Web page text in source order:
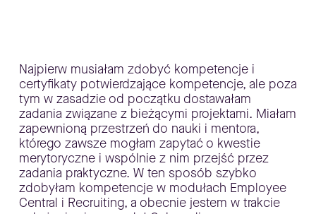
Najpierw musiałam zdobyć kompetencje i
certyfikaty potwierdzające kompetencje, ale poza
tym w zasadzie od początku dostawałam
zadania związane z bieżącymi projektami. Miałam
zapewnioną przestrzeń do nauki i mentora,
którego zawsze mogłam zapytać o kwestie
merytoryczne i wspólnie z nim przejść przez
zadania praktyczne. W ten sposób szybko
zdobyłam kompetencje w modułach Employee
Central i Recruiting, a obecnie jestem w trakcie